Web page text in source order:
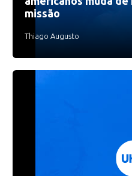
missão
Thiago Augusto